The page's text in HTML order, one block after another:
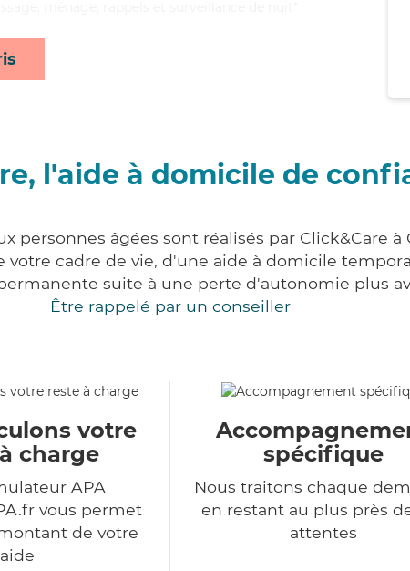
l'aide à domicile de
personnes âgées sont réalisés par Click&Care à
cadre de vie, d'une aide à domicile
suite à une perte d'autonomie plus
Être rappelé par un conseiller
votre
charge
APA
vous permet
de votre
aide
spécifique
Nous traitons chaque
en restant au plus près
attentes